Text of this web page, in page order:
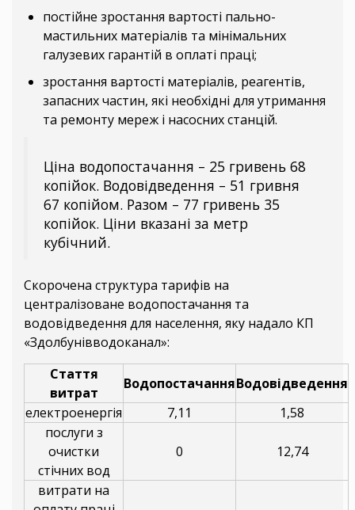
постійне зростання вартості пально-
мастильних матеріалів та мінімальних
галузевих гарантій в оплаті праці;
зростання вартості матеріалів, реагентів,
запасних частин, які необхідні для утримання
та ремонту мереж і насосних станцій.
Ціна водопостачання – 25 гривень 68
копійок. Водовідведення – 51 гривня
67 копійом. Разом – 77 гривень 35
копійок. Ціни вказані за метр
кубічний.
Скорочена структура тарифів на
централізоване водопостачання та
водовідведення для населення, яку надало КП
«Здолбунівводоканал»:
Стаття
витрат
ВодопостачанняВодовідведення
електроенергія
7,11
1,58
послуги з
очистки
стічних вод
0 12,74
витрати на